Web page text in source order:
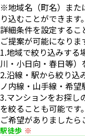
※地域名（町名）また
り込むことができます。
詳細条件を設定する
ご提案が可能になりま
1.地域で絞り込みする
川・小日向・春日等）
2.沿線・駅から絞り込
ノ内線・山手線・希望
3.マンションをお探し
を絞ることも可能です。
ご希望がありましたら
駅徒歩